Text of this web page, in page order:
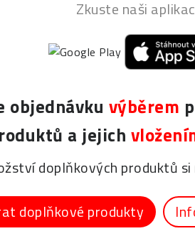
Zkuste naši
objednávku výběrem
a jejich
doplňkových produktů
doplňkové produkty